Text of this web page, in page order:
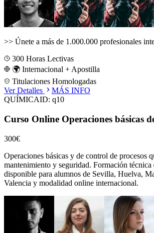
>> Únete a más de 1.000.000 profesionales
300 Horas Lectivas
🌍 Internacional + Apostilla
Titulaciones Homologadas
Ver Detalles
MÁS INFO
QUÍMICAID: q10
Curso Online Operaciones básicas
300€
Operaciones básicas y de control de procesos
mantenimiento y seguridad. Formación técnica
disponible para alumnos de Sevilla, Huelva,
Valencia y modalidad online internacional.